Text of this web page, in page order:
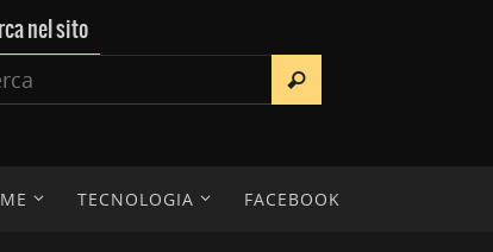
nel sito
TECNOLOGIA FACEBOOK